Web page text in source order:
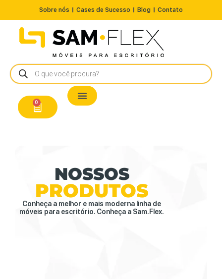
Sobre nós Cases de Sucesso Blog Contato
0
NOSSOS
PRODUTOS
Conheça a melhor e mais moderna linha de
móveis para escritório. Conheça a Sam.Flex.